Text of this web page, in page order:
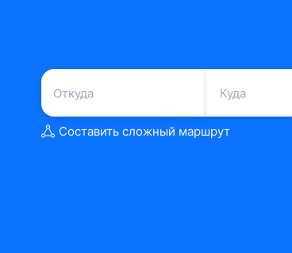
Составить сложный маршрут